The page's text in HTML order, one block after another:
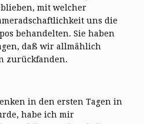
mit welcher
uns die
behandelten. Sie haben
daß wir allmählich
zurückfanden.
in den ersten Tagen in
habe ich mir